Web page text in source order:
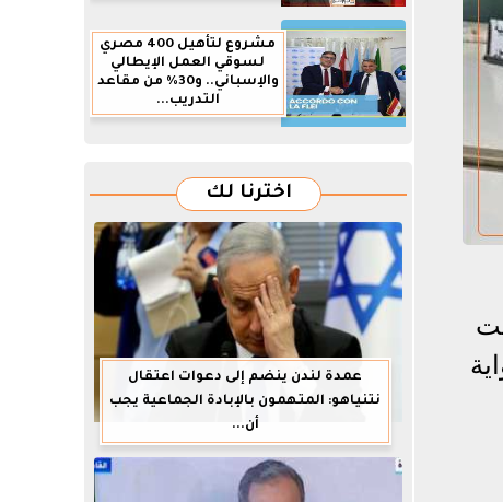
مشروع لتأهيل 400 مصري
لسوقي العمل الإيطالي
والإسباني.. و30% من مقاعد
التدريب...
اخترنا لك
عمدة لندن ينضم إلى دعوات اعتقال
نتنياهو: المتهمون بالإبادة الجماعية يجب
أن...